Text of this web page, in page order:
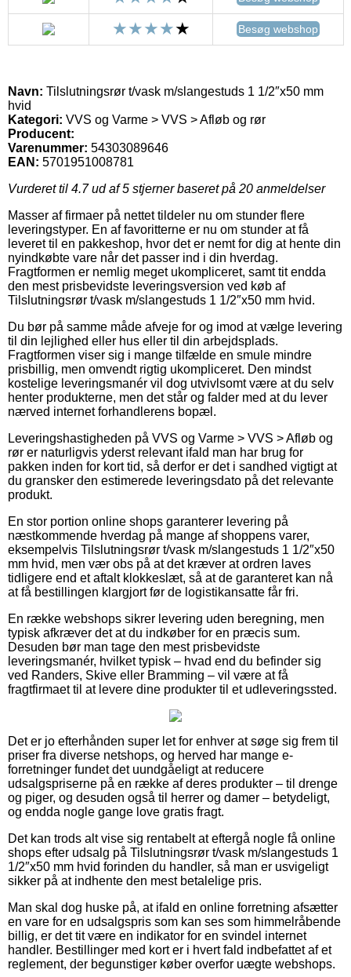
Besøg webshop
Navn: Tilslutningsrør t/vask m/slangestuds 1 1/2″x50 mm
hvid
Kategori: VVS og Varme > VVS > Afløb og rør
Producent:
Varenummer: 54303089646
EAN: 5701951008781
Vurderet til 4.7ud af 5 stjerner baseret på 20 anmeldelser
Masser af firmaer på nettet tildeler nu om stunder flere
leveringstyper. En af favoritterne er nu om stunder at få
leveret til en pakkeshop, hvor det er nemt for dig at hente din
nyindkøbte vare når det passer ind i din hverdag.
Fragtformen er nemlig meget ukompliceret, samt tit endda
den mest prisbevidste leveringsversion ved køb af
Tilslutningsrør t/vask m/slangestuds 1 1/2″x50 mm hvid.
Du bør på samme måde afveje for og imod at vælge levering
til din lejlighed eller hus eller til din arbejdsplads.
Fragtformen viser sig i mange tilfælde en smule mindre
prisbillig, men omvendt rigtig ukompliceret. Den mindst
kostelige leveringsmanér vil dog utvivlsomt være at du selv
henter produkterne, men det står og falder med at du lever
nærved internet forhandlerens bopæl.
Leveringshastigheden på VVS og Varme > VVS > Afløb og
rør er naturligvis yderst relevant ifald man har brug for
pakken inden for kort tid, så derfor er det i sandhed vigtigt at
du gransker den estimerede leveringsdato på det relevante
produkt.
En stor portion online shops garanterer levering på
næstkommende hverdag på mange af shoppens varer,
eksempelvis Tilslutningsrør t/vask m/slangestuds 1 1/2″x50
mm hvid, men vær obs på at det kræver at ordren laves
tidligere end et aftalt klokkeslæt, så at de garanteret kan nå
at få bestillingen klargjort før de logistikansatte får fri.
En række webshops sikrer levering uden beregning, men
typisk afkræver det at du indkøber for en præcis sum.
Desuden bør man tage den mest prisbevidste
leveringsmanér, hvilket typisk – hvad end du befinder sig
ved Randers, Skive eller Bramming – vil være at få
fragtfirmaet til at levere dine produkter til et udleveringssted.
Det er jo efterhånden super let for enhver at søge sig frem til
priser fra diverse netshops, og herved har mange e-
forretninger fundet det uundgåeligt at reducere
udsalgspriserne på en række af deres produkter – til drenge
og piger, og desuden også til herrer og damer – betydeligt,
og endda nogle gange love gratis fragt.
Det kan trods alt vise sig rentabelt at eftergå nogle få online
shops efter udsalg på Tilslutningsrør t/vask m/slangestuds 1
1/2″x50 mm hvid forinden du handler, så man er usvigeligt
sikker på at indhente den mest betalelige pris.
Man skal dog huske på, at ifald en online forretning afsætter
en vare for en udsalgspris som kan ses som himmelråbende
billig, er det tit være en indikator for en svindel internet
handler. Bestillinger med kort er i hvert fald indbefattet af et
reglement, der begunstiger køber overfor uægte webshops.